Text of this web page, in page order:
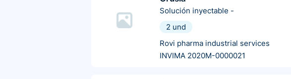
Solución inyectable -
2 und
Rovi pharma industrial services
INVIMA 2020M-0000021